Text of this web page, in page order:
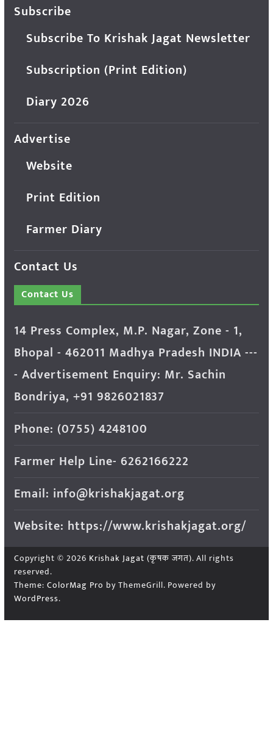
Subscribe
Subscribe To Krishak Jagat Newsletter
Subscription (Print Edition)
Diary 2026
Advertise
Website
Print Edition
Farmer Diary
Contact Us
Contact Us
14 Press Complex, M.P. Nagar, Zone - 1,
Bhopal - 462011 Madhya Pradesh INDIA ---
- Advertisement Enquiry: Mr. Sachin
Bondriya, +91 9826021837
Phone: (0755) 4248100
Farmer Help Line- 6262166222
Email: info@krishakjagat.org
Website: https://www.krishakjagat.org/
Copyright © 2026 Krishak Jagat (कृषक जगत). All rights
reserved.
Theme: ColorMag Pro by ThemeGrill. Powered by
WordPress.